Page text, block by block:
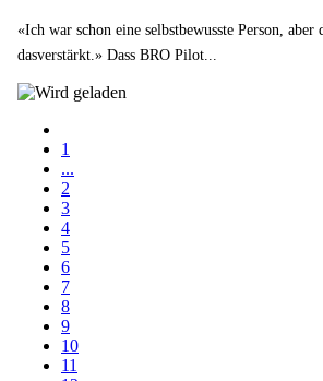
«Ich war schon eine selbstbewusste Person, aber
dasverstärkt.» Dass BRO Pilot...
1
...
2
3
4
5
6
7
8
9
10
11